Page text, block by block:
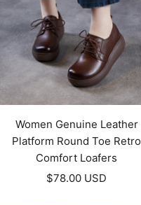
Women Genuine Leather
Platform Round Toe Retro
Comfort Loafers
Prezzo
$78.00 USD